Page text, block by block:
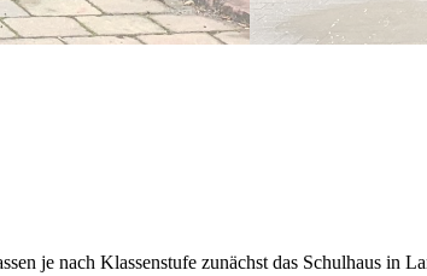
je nach Klassenstufe zunächst das Schulhaus in